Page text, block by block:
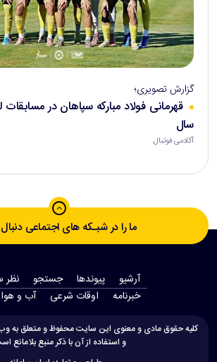
گزارش تصویری؛
سال
آکادمی فوتبال
ما را در شبـکه های اجتماعی
آرشیو پیوندها جستجو
‫خبرنامه‬
اوقات شرعی آب و هوا
کلیه حقوق مادی و معنوی این سایت محفوظ و متعلق به
و استفاده از آن با ذکر منبع بلامانع